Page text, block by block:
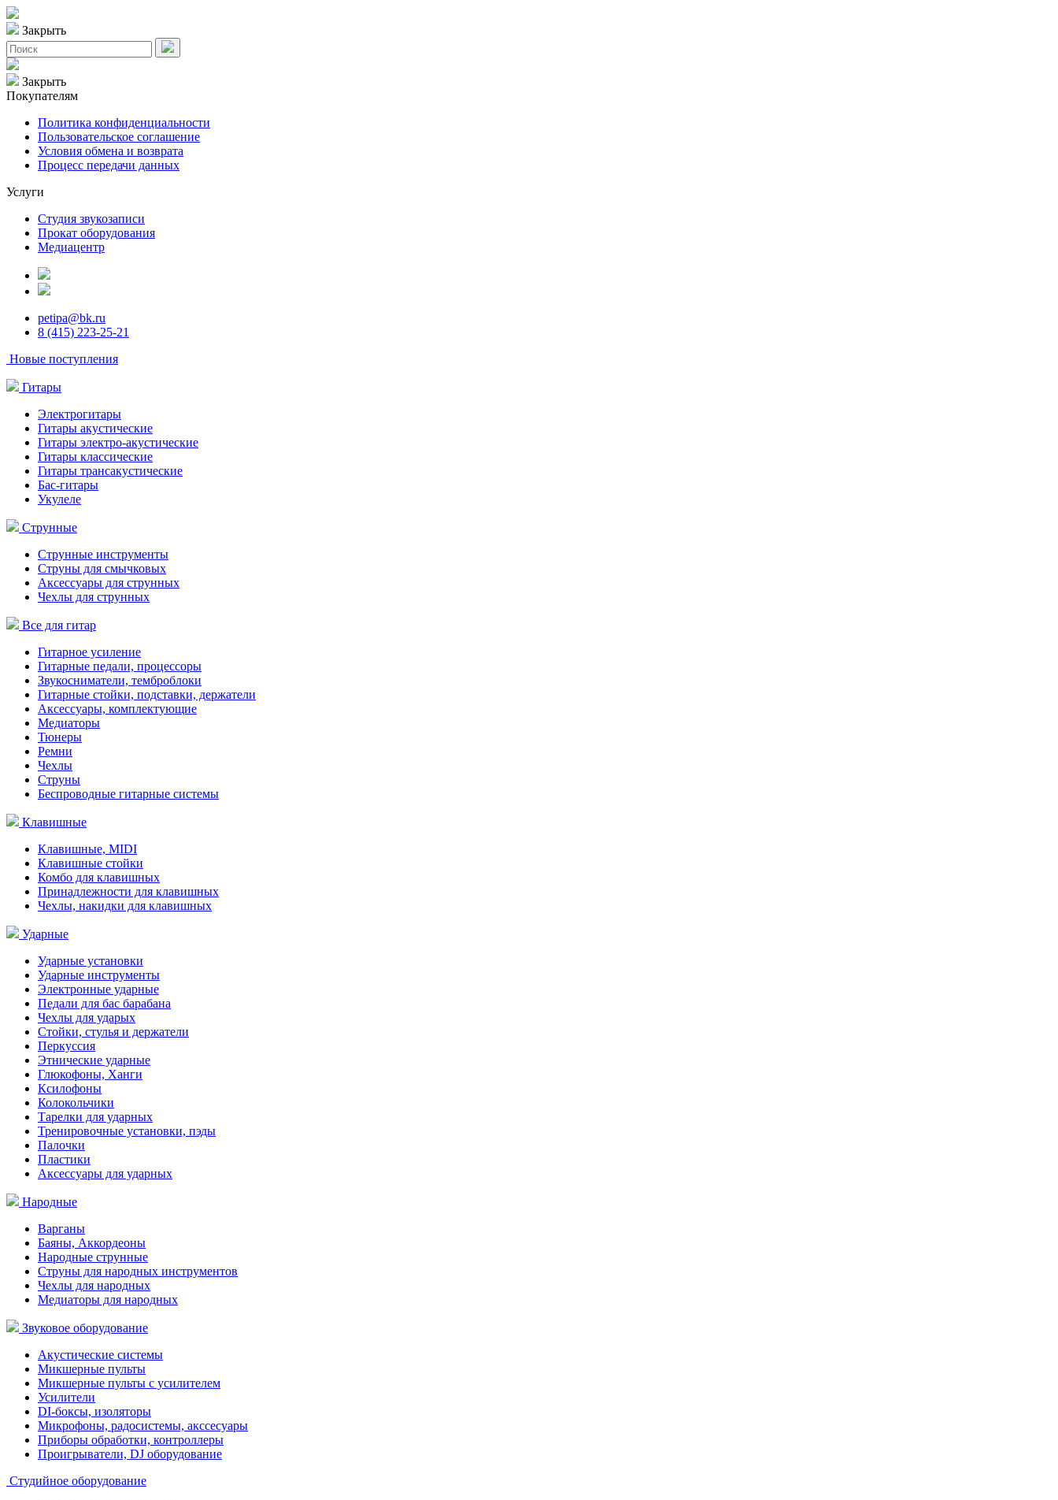
Закрыть
Закрыть
Покупателям
Политика конфиденциальности
Пользовательское соглашение
Условия обмена и возврата
Процесс передачи данных
Услуги
Студия звукозаписи
Прокат оборудования
Медиацентр
petipa@bk.ru
8 (415) 223-25-21
Новые поступления
Гитары
Электрогитары
Гитары акустические
Гитары электро-акустические
Гитары классические
Гитары трансакустические
Бас-гитары
Укулеле
Струнные
Струнные инструменты
Струны для смычковых
Аксессуары для струнных
Чехлы для струнных
Все для гитар
Гитарное усиление
Гитарные педали, процессоры
Звукосниматели, темброблоки
Гитарные стойки, подставки, держатели
Аксессуары, комплектующие
Медиаторы
Тюнеры
Ремни
Чехлы
Струны
Беспроводные гитарные системы
Клавишные
Клавишные, MIDI
Клавишные стойки
Комбо для клавишных
Принадлежности для клавишных
Чехлы, накидки для клавишных
Ударные
Ударные установки
Ударные инструменты
Электронные ударные
Педали для бас барабана
Чехлы для ударых
Стойки, стулья и держатели
Перкуссия
Этнические ударные
Глюкофоны, Ханги
Ксилофоны
Колокольчики
Тарелки для ударных
Тренировочные установки, пэды
Палочки
Пластики
Аксессуары для ударных
Народные
Варганы
Баяны, Аккордеоны
Народные струнные
Струны для народных инструментов
Чехлы для народных
Медиаторы для народных
Звуковое оборудование
Акустические системы
Микшерные пульты
Микшерные пульты с усилителем
Усилители
DI-боксы, изоляторы
Микрофоны, радосистемы, акссесуары
Приборы обработки, контроллеры
Проигрыватели, DJ оборудование
Студийное оборудование